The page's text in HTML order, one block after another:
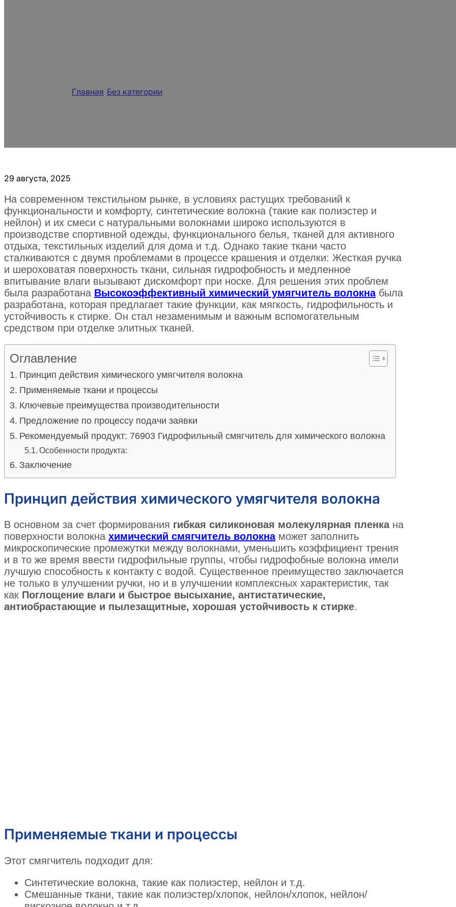
Главная Без категории
29 августа, 2025
На современном текстильном рынке, в условиях растущих требований к
функциональности и комфорту, синтетические волокна (такие как полиэстер и
нейлон) и их смеси с натуральными волокнами широко используются в
производстве спортивной одежды, функционального белья, тканей для активного
отдыха, текстильных изделий для дома и т.д. Однако такие ткани часто
сталкиваются с двумя проблемами в процессе крашения и отделки: Жесткая ручка
и шероховатая поверхность ткани, сильная гидрофобность и медленное
впитывание влаги вызывают дискомфорт при носке. Для решения этих проблем
была разработана Высокоэффективный химический умягчитель волокнабыла
разработана, которая предлагает такие функции, как мягкость, гидрофильность и
устойчивость к стирке. Он стал незаменимым и важным вспомогательным
средством при отделке элитных тканей.
Оглавление
Принцип действия химического умягчителя волокна
Применяемые ткани и процессы
Ключевые преимущества производительности
Предложение по процессу подачи заявки
Рекомендуемый продукт: 76903 Гидрофильный смягчитель для химического волокна
Особенности продукта:
Заключение
Принцип действия химического умягчителя волокна
В основном за счет формирования гибкая силиконовая молекулярная пленка на
поверхности волокна химический смягчитель волокнаможет заполнить
микроскопические промежутки между волокнами, уменьшить коэффициент трения
и в то же время ввести гидрофильные группы, чтобы гидрофобные волокна имели
лучшую способность к контакту с водой. Существенное преимущество заключается
не только в улучшении ручки, но и в улучшении комплексных характеристик, так
как Поглощение влаги и быстрое высыхание, антистатические,
антиобрастающие и пылезащитные, хорошая устойчивость к стирке.
Применяемые ткани и процессы
Этот смягчитель подходит для:
Синтетические волокна, такие как полиэстер, нейлон и т.д.
Смешанные ткани, такие как полиэстер/хлопок, нейлон/хлопок, нейлон/